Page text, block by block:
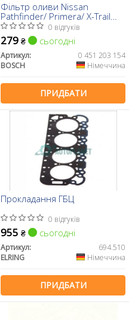
Фільтр оливи Nissan
Pathfinder/ Primera/ X-Trail
2.2-2.5 dCI 01-0 відгуків
279 ₴ сьогодні
Артикул:
0 451 203 154
BOSCH
Німеччина
ПРИДБАТИ
Прокладання ГБЦ
0 відгуків
955 ₴ сьогодні
Артикул:
694.510
ELRING
Німеччина
ПРИДБАТИ